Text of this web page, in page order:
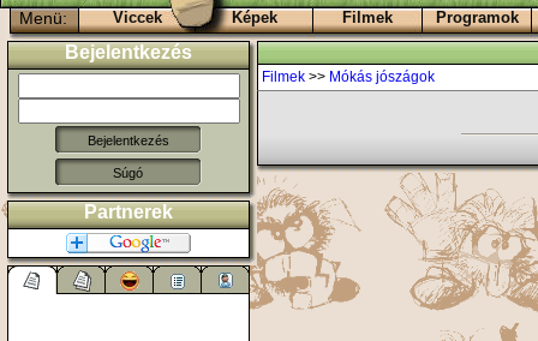
Menü: Viccek Képek Filmek Programok
Bejelentkezés
Súgó
Partnerek
Filmek >> Mókás jószágok